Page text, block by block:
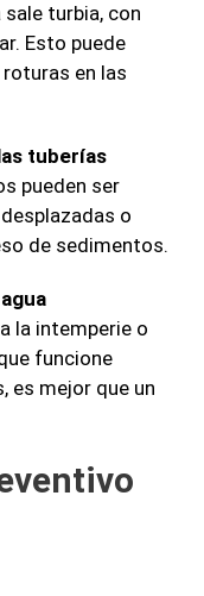
turbia, con
Esto puede
en las
tuberías
pueden ser
o
de sedimentos.
la intemperie o
funcione
es mejor que un